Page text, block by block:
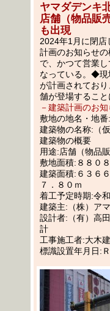
ヤマダデンキ
店舗（物品販
も出現
2024年1月に閉店
計画のお知らせ
で、かつて営業
なっている。◆現
が計画されてお
舗が登場するこ
－建築計画のお
敷地の地名・地
建築物の名称:（
建築物の概要
用途:店舗（物品
敷地面積:８８０
建築面積:６３６
７．８０ｍ
着工予定時期:令
建築主:（株）ア
設計者:（有）高
計
工事施工者:大木
標識設置年月日: